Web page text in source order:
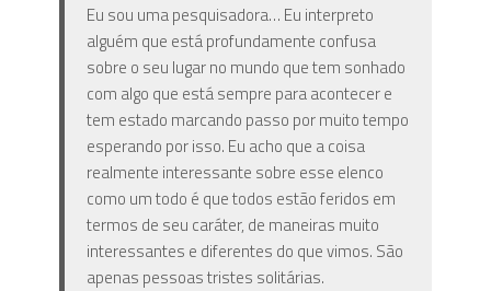
Eu sou uma pesquisadora… Eu interpreto
alguém que está profundamente confusa
sobre o seu lugar no mundo que tem sonhado
com algo que está sempre para acontecer e
tem estado marcando passo por muito tempo
esperando por isso. Eu acho que a coisa
realmente interessante sobre esse elenco
como um todo é que todos estão feridos em
termos de seu caráter, de maneiras muito
interessantes e diferentes do que vimos. São
apenas pessoas tristes solitárias.